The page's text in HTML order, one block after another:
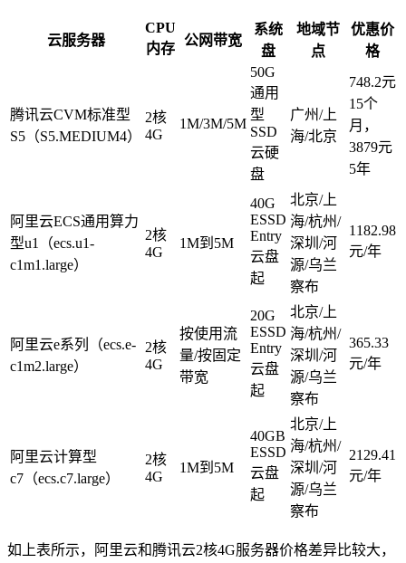
云服务器
CPU
内存
公网带宽
系统
盘
地域节
点
优惠价
格
腾讯云CVM标准型
S5（S5.MEDIUM4）
2核
4G
1M/3M/5M
50G
通用
型
SSD
云硬
盘
广州/上
海/北京
748.2元
15个
月，
3879元
5年
阿里云ECS通用算力
型u1（ecs.u1-
c1m1.large）
2核
4G
1M到5M
40G
ESSD
Entry
云盘
起
北京/上
海/杭州/
深圳/河
源/乌兰
察布
1182.98
元/年
阿里云e系列（ecs.e-
c1m2.large）
2核
4G
按使用流
量/按固定
带宽
20G
ESSD
Entry
云盘
起
北京/上
海/杭州/
深圳/河
源/乌兰
察布
365.33
元/年
阿里云计算型
c7（ecs.c7.large）
2核
4G
1M到5M
40GB
ESSD
云盘
起
北京/上
海/杭州/
深圳/河
源/乌兰
察布
2129.41
元/年
如上表所示，阿里云和腾讯云2核4G服务器价格差异比较大，